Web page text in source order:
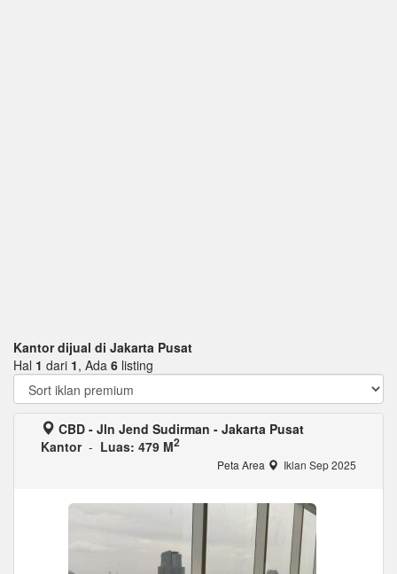
Kantor dijual di Jakarta Pusat
Hal 1 dari 1, Ada 6 listing
CBD - Jln Jend Sudirman - Jakarta Pusat
Kantor- Luas: 479 M2
Peta Area Iklan Sep 2025